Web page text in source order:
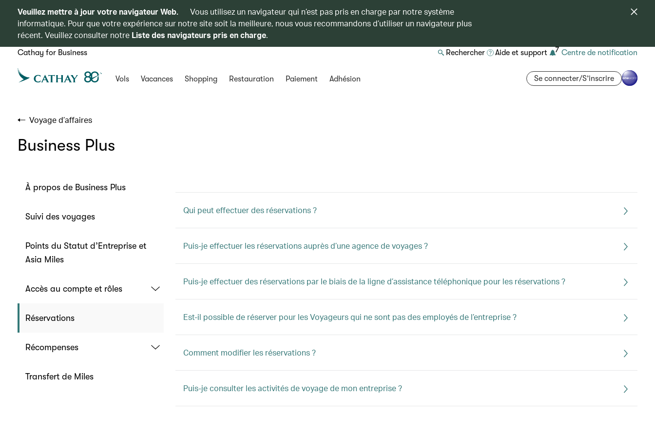
Veuillez mettre à jour votre navigateur Web.
Vous utilisez un navigateur qui n’est pas pris en charge par notre système
informatique. Pour que votre expérience sur notre site soit la meilleure, nous vous recommandons d’utiliser un navigateur plus
récent. Veuillez consulter notre Liste des navigateurs pris en charge.
Cathay for Business Rechercher Aide et support 7 Centre de notification
Vols Vacances Shopping Restauration Paiement Adhésion Se connecter/S’inscrire
Voyage d’affaires
Business Plus
À propos de Business Plus
Suivi des voyages
Points du Statut d’Entreprise et
Asia Miles
Accès au compte et rôles
Réservations
Récompenses
Transfert de Miles
Qui peut effectuer des réservations ?
Puis-je effectuer les réservations auprès d’une agence de voyages ?
Puis-je effectuer des réservations par le biais de la ligne d’assistance téléphonique pour les réservations ?
Est-il possible de réserver pour les Voyageurs qui ne sont pas des employés de l’entreprise ?
Comment modifier les réservations ?
Puis-je consulter les activités de voyage de mon entreprise ?